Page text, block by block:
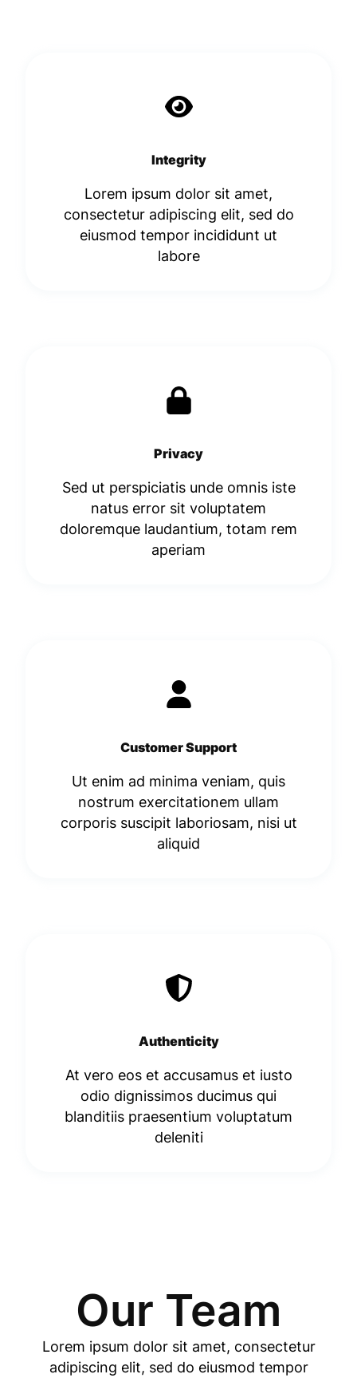
Integrity
Lorem ipsum dolor sit amet,
consectetur adipiscing elit, sed do
eiusmod tempor incididunt ut
labore
Privacy
Sed ut perspiciatis unde omnis iste
natus error sit voluptatem
doloremque laudantium, totam rem
aperiam
Customer Support
Ut enim ad minima veniam, quis
nostrum exercitationem ullam
corporis suscipit laboriosam, nisi ut
aliquid
Authenticity
At vero eos et accusamus et iusto
odio dignissimos ducimus qui
blanditiis praesentium voluptatum
deleniti
Our Team
Lorem ipsum dolor sit amet, consectetur
adipiscing elit, sed do eiusmod tempor